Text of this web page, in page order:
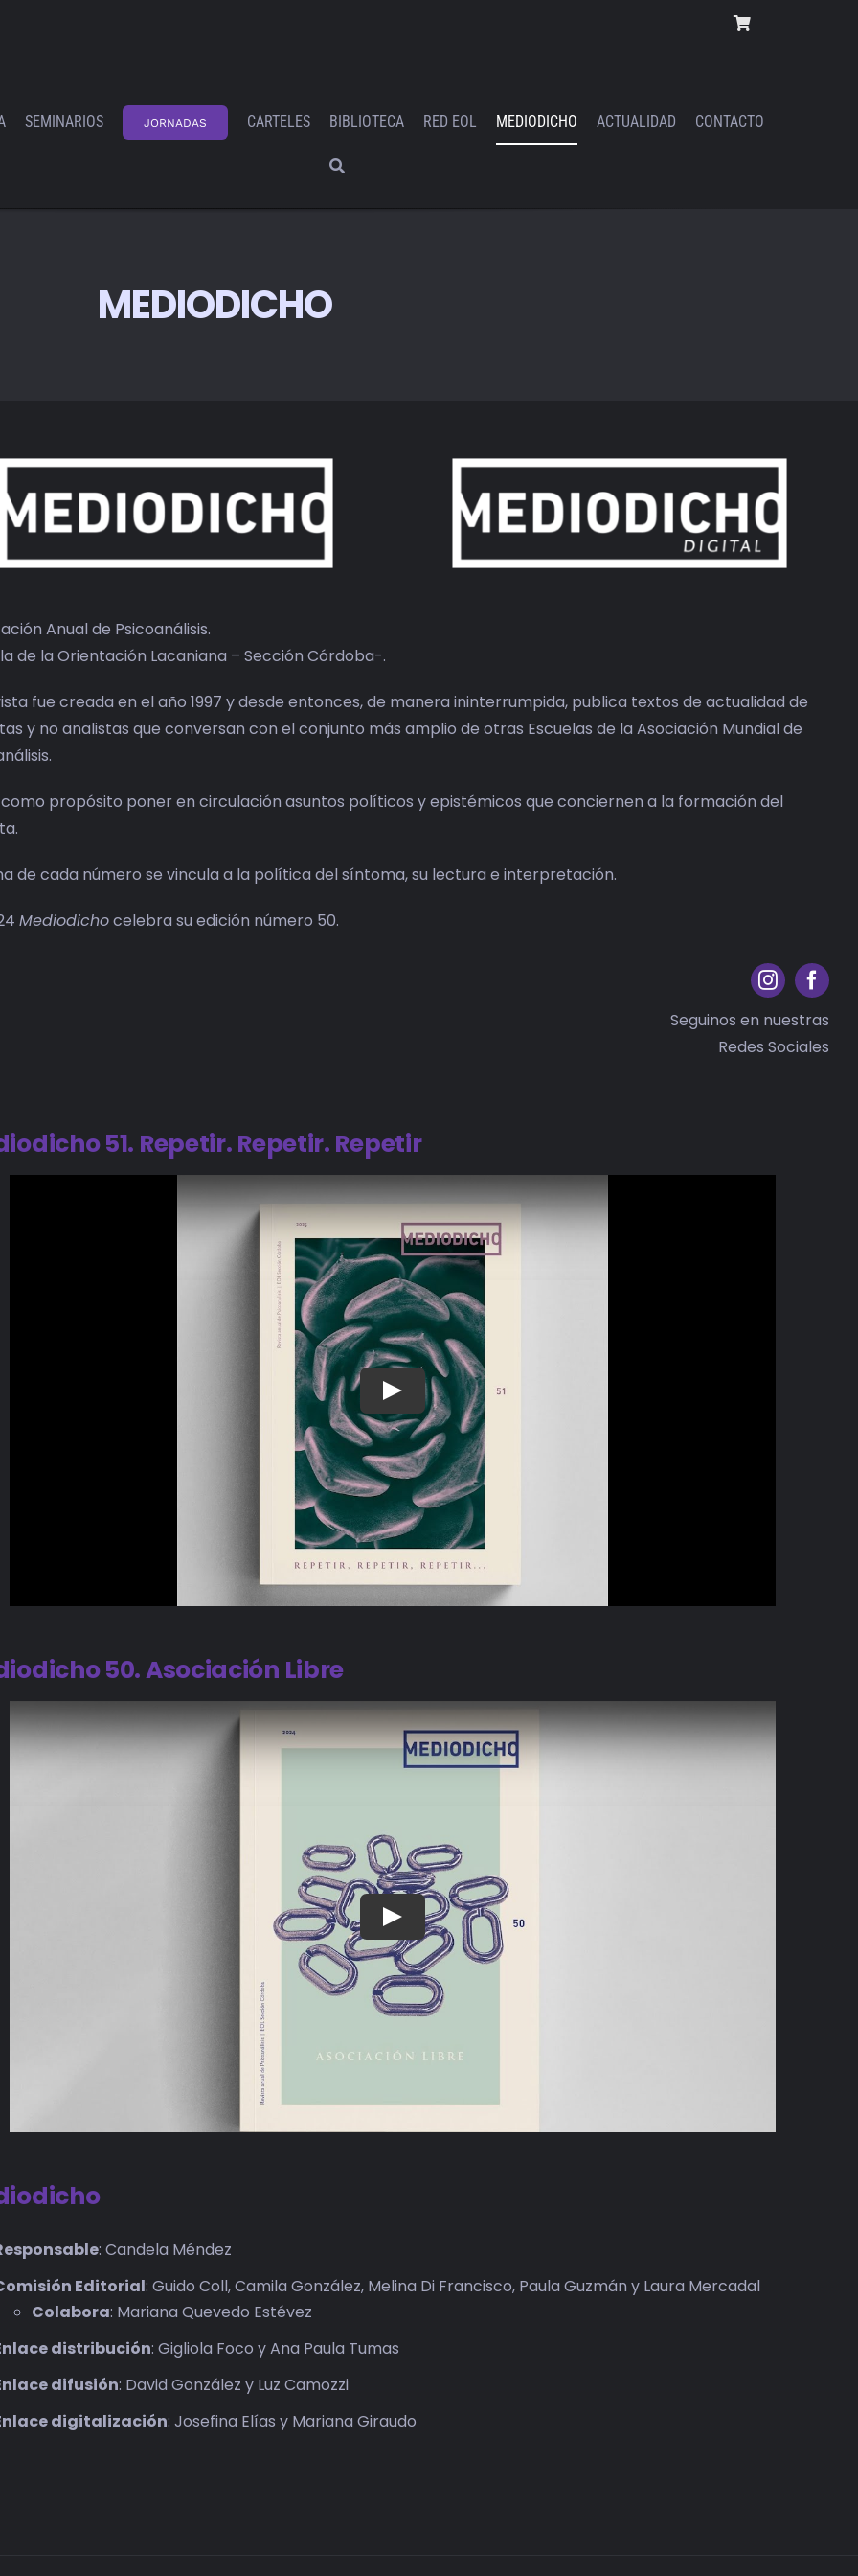
SEMINARIOS JORNADAS CARTELES BIBLIOTECA RED EOL MEDIODICHO ACTUALIDAD CONTACTO
MEDIODICHO
Anual de Psicoanálisis.
de la Orientación Lacaniana – Sección Córdoba-.
fue creada en el año 1997 y desde entonces, de manera ininterrumpida, publica textos de actualidad de
y no analistas que conversan con el conjunto más amplio de otras Escuelas de la Asociación Mundial de
propósito poner en circulación asuntos políticos y epistémicos que conciernen a la formación del
de cada número se vincula a la política del síntoma, su lectura e interpretación.
Mediodichocelebra su edición número 50.
Seguinos en nuestras
Redes Sociales
51. Repetir. Repetir. Repetir
50. Asociación Libre
: Candela Méndez
Editorial: Guido Coll, Camila González, Melina Di Francisco, Paula Guzmán y Laura Mercadal
Colabora: Mariana Quevedo Estévez
distribución: Gigliola Foco y Ana Paula Tumas
difusión: David González y Luz Camozzi
digitalización: Josefina Elías y Mariana Giraudo